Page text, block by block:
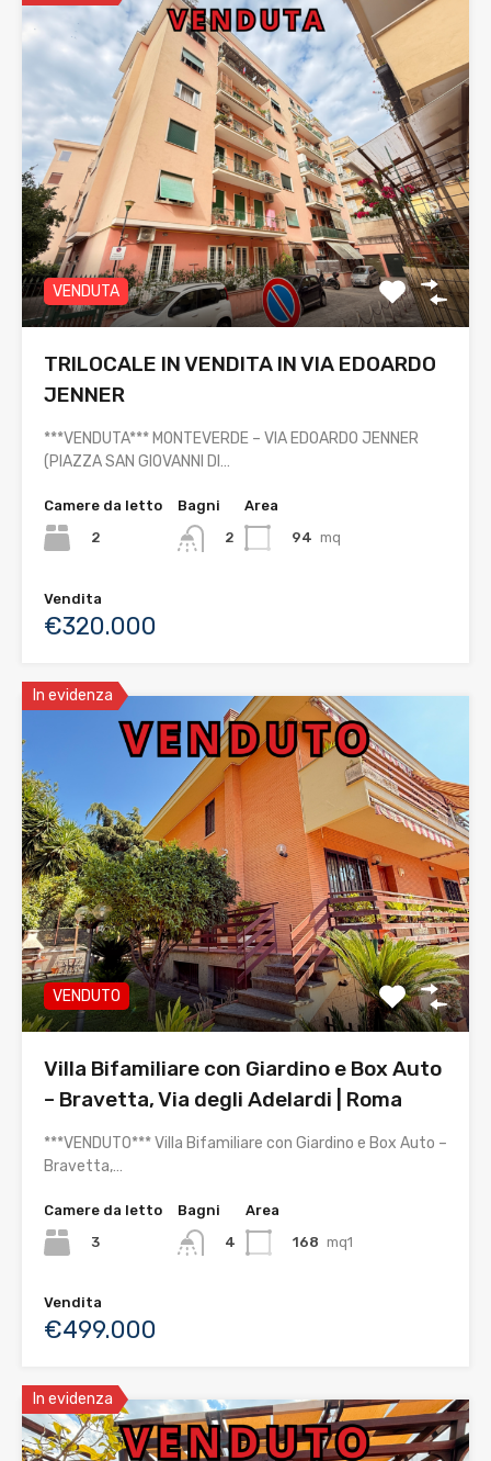
VENDUTA
TRILOCALE IN VENDITA IN VIA EDOARDO
JENNER
***VENDUTA*** MONTEVERDE – VIA EDOARDO JENNER
(PIAZZA SAN GIOVANNI DI…
Camere da letto
2
Bagni
2
Area
94 mq
Vendita
€320.000
In evidenza
VENDUTO
Villa Bifamiliare con Giardino e Box Auto
– Bravetta, Via degli Adelardi | Roma
***VENDUTO*** Villa Bifamiliare con Giardino e Box Auto –
Bravetta,…
Camere da letto
3
Bagni
4
Area
168 mq1
Vendita
€499.000
In evidenza